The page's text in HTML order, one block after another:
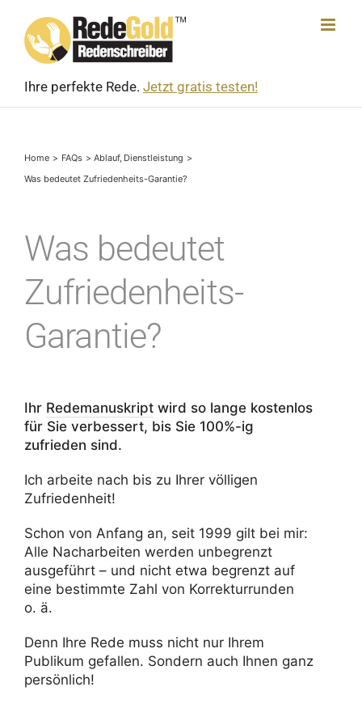
content
Ihre perfekte Rede. Jetzt gratis testen!
Home FAQs Ablauf Dienst­leis­tung
Was bedeutet Zufriedenheits-Garantie?
Was bedeutet
Zufriedenheits-
Garantie?
Ihr Rede­ma­nu­skriptwird so lange kostenlos
für Sie verbes­sert, bis Sie 100%-ig
zufrieden sind.
Ich arbeite nach bis zu Ihrer völligen
Zufriedenheit!
Schon von Anfang an, seit 1999 gilt bei mir:
Alle Nach­ar­beiten werden unbe­grenzt
ausge­führt – und nicht etwa begrenzt auf
eine bestimmte Zahl von Korrek­tur­runden
o. ä.
Denn Ihre Rede muss nicht nur Ihrem
Publikum gefallen. Sondern auch Ihnen ganz
persönlich!